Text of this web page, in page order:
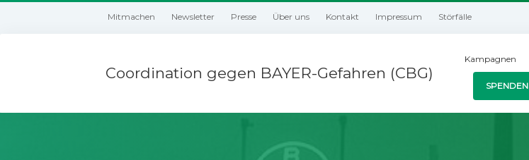
Mitmachen Newsletter Presse Über uns Kontakt Impressum Störfälle
Coordination gegen BAYER-Gefahren (CBG)
Kampagnen
SPENDEN